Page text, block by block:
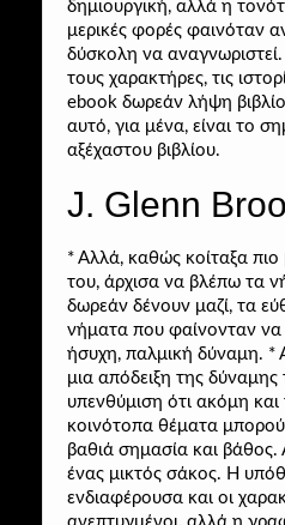
δημιουργική, αλλά η
μερικές φορές φαινόταν
δύσκολη να
τους χαρακτήρες, τις
ebook δωρεάν λήψη
αυτό, για μένα, είναι το
αξέχαστου βιβλίου.
J. Glenn
* Αλλά, καθώς κοίταξα πιο
του, άρχισα να βλέπω τα
δωρεάν δένουν μαζί, τα
νήματα που φαίνονταν να
ήσυχη, παλμική δύναμη. *
μια απόδειξη της
υπενθύμιση ότι ακόμη και
κοινότοπα θέματα
βαθιά σημασία και βάθος.
ένας μικτός σάκος. Η
ενδιαφέρουσα και οι